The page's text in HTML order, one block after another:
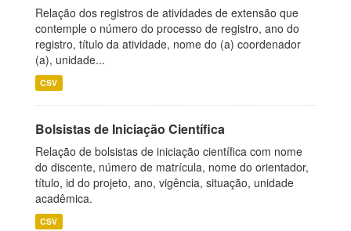
Relação dos registros de atividades de extensão que
contemple o número do processo de registro, ano do
registro, título da atividade, nome do (a) coordenador
(a), unidade...
CSV
Bolsistas de Iniciação Científica
Relação de bolsistas de iniciação científica com nome
do discente, número de matrícula, nome do orientador,
título, id do projeto, ano, vigência, situação, unidade
acadêmica.
CSV